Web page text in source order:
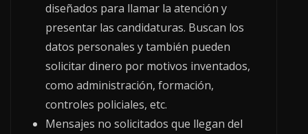
diseñados para llamar la atención y
presentar las candidaturas. Buscan los
datos personales y también pueden
solicitar dinero por motivos inventados,
como administración, formación,
controles policiales, etc.
Mensajes no solicitados que llegan del